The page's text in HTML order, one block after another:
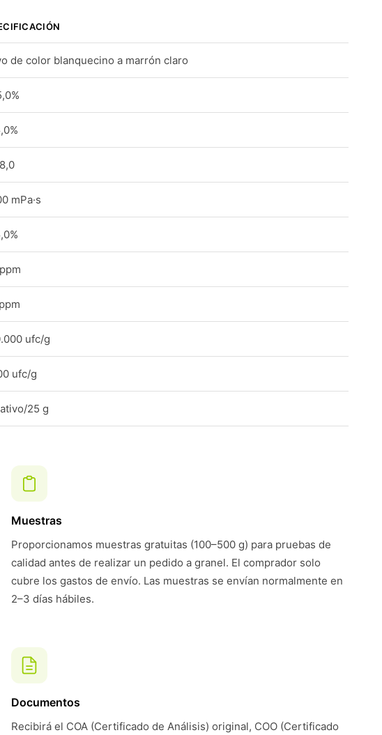
de color blanquecino a marrón claro
mPa·s
ufc/g
ufc/g
25 g
Muestras
Proporcionamos muestras gratuitas (100–500 g) para pruebas de
calidad antes de realizar un pedido a granel. El comprador solo
cubre los gastos de envío. Las muestras se envían normalmente en
2–3 días hábiles.
Documentos
Recibirá el COA (Certificado de Análisis) original, COO (Certificado